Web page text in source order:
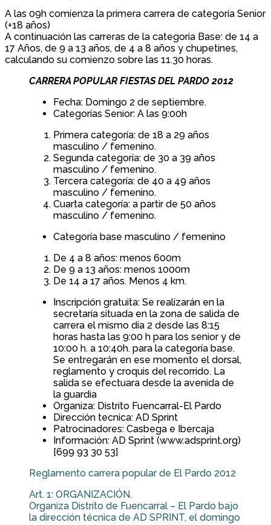
A las 09h comienza la primera carrera de categoría Senior
(+18 años)
A continuación las carreras de la categoría Base: de 14 a
17 Años, de 9 a 13 años, de 4 a 8 años y chupetines,
calculando su comienzo sobre las 11.30 horas.
CARRERA POPULAR FIESTAS DEL PARDO 2012
Fecha: Domingo 2 de septiembre.
Categorías Senior: A las 9:00h
Primera categoría: de 18 a 29 años
masculino / femenino.
Segunda categoría: de 30 a 39 años
masculino / femenino.
Tercera categoría: de 40 a 49 años
masculino / femenino.
Cuarta categoría: a partir de 50 años
masculino / femenino.
Categoría base masculino / femenino
De 4 a 8 años: menos 600m
De 9 a 13 años: menos 1000m
De 14 a 17 años. Menos 4 km.
Inscripción gratuita: Se realizarán en la
secretaría situada en la zona de salida de
carrera el mismo día 2 desde las 8:15
horas hasta las 9:00 h para los senior y de
10:00 h. a 10:40h. para la categoría base.
Se entregarán en ese momento el dorsal,
reglamento y croquis del recorrido. La
salida se efectuara desde la avenida de
la guardia
Organiza: Distrito Fuencarral-El Pardo
Dirección tecnica: AD Sprint
Patrocinadores: Casbega e Ibercaja
Información: AD Sprint (www.adsprint.org)
[699 93 30 53]
Reglamento carrera popular de El Pardo 2012
Art. 1: ORGANIZACIÓN.
Organiza Distrito de Fuencarral – El Pardo bajo
la dirección técnica de AD SPRINT, el domingo